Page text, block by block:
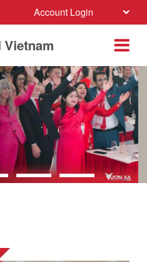
Account Login
Vietnam